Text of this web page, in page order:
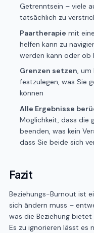
Getrenntsein – viele
tatsächlich zu
Paartherapie mit
helfen kann zu
werden kann oder ob
Grenzen setzen, um
festzulegen, was Sie
können
Alle Ergebnisse
Möglichkeit, dass die
beenden, was kein
dass Sie beide sich
Fazit
Beziehungs-Burnout ist
sich ändern muss –
was die Beziehung
Es zu ignorieren lässt es